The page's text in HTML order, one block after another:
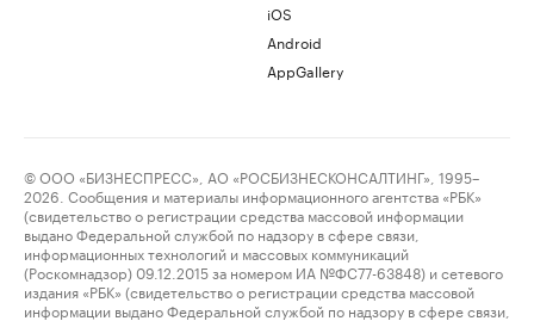
iOS
Android
AppGallery
© ООО «БИЗНЕСПРЕСС», АО «РОСБИЗНЕСКОНСАЛТИНГ», 1995–
2026. Сообщения и материалы информационного агентства «РБК»
(свидетельство о регистрации средства массовой информации
выдано Федеральной службой по надзору в сфере связи,
информационных технологий и массовых коммуникаций
(Роскомнадзор) 09.12.2015 за номером ИА №ФС77-63848) и сетевого
издания «РБК» (свидетельство о регистрации средства массовой
информации выдано Федеральной службой по надзору в сфере связи,